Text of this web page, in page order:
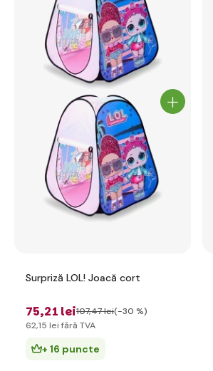
Surpriză LOL! Joacă cort
75,21 lei107,47 lei(-30 %)
62,15 lei fără TVA
+ 16 puncte